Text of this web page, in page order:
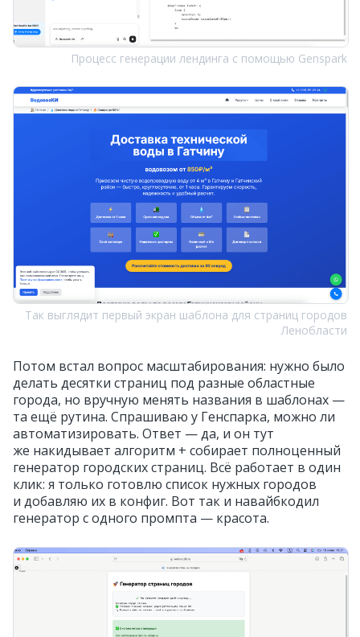
Процесс генерации лендинга с помощью Genspark
Так выглядит первый экран шаблона для страниц городов
Ленобласти
Потом встал вопрос масштабирования: нужно было
делать десятки страниц под разные областные
города, но вручную менять названия в шаблонах —
та ещё рутина. Спрашиваю у Генспарка, можно ли
автоматизировать. Ответ — да, и он тут
же накидывает алгоритм + собирает полноценный
генератор городских страниц. Всё работает в один
клик: я только готовлю список нужных городов
и добавляю их в конфиг. Вот так и навайбкодил
генератор с одного промпта — красота.